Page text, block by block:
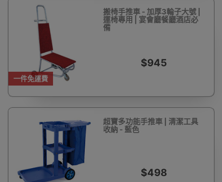
一件免運費
搬椅手推車 - 加厚3輪子大號 |
運椅專用 | 宴會廳餐廳酒店必
備
$945
超寶多功能手推車 | 清潔工具
收納 - 藍色
$498